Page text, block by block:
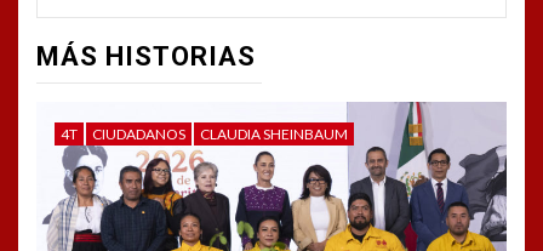
MÁS HISTORIAS
4T CIUDADANOS CLAUDIA SHEINBAUM